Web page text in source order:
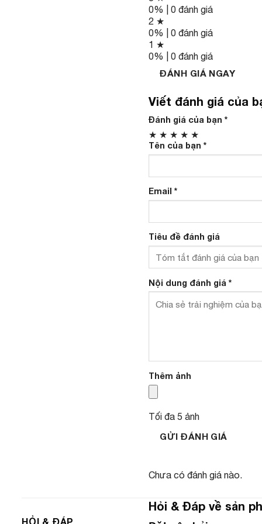
0% | 0 đánh giá
2 ★
0% | 0 đánh giá
1 ★
0% | 0 đánh giá
ĐÁNH GIÁ NGAY
Viết đánh giá của
Đánh giá của bạn *
★ ★ ★ ★ ★
Tên của bạn *
Email *
Tiêu đề đánh giá
Nội dung đánh giá *
Thêm ảnh
Tối đa 5 ảnh
GỬI ĐÁNH GIÁ
Chưa có đánh giá nào.
HỎI & ĐÁP
Hỏi & Đáp về sản